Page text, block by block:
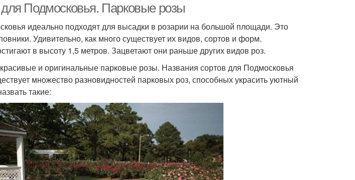
Подмосковья. Парковые розы
идеально подходят для высадки в розарии на большой площади. Это
Удивительно, как много существует их видов, сортов и форм.
в высоту 1,5 метров. Зацветают они раньше других видов роз.
и оригинальные парковые розы. Названия сортов для Подмосковья
множество разновидностей парковых роз, способных украсить уютный
такие: